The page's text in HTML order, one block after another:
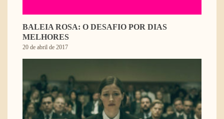
BALEIA ROSA: O DESAFIO POR DIAS
MELHORES
20 de abril de 2017